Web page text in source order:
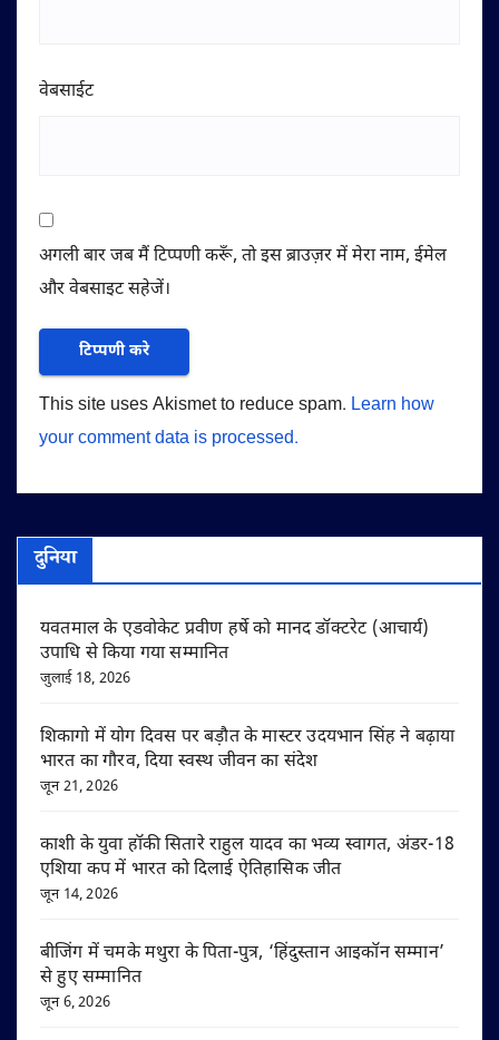
वेबसाईट
अगली बार जब मैं टिप्पणी करूँ, तो इस ब्राउज़र में मेरा नाम, ईमेल
और वेबसाइट सहेजें।
This site uses Akismet to reduce spam. Learn how
your comment data is processed.
दुनिया
यवतमाल के एडवोकेट प्रवीण हर्षे को मानद डॉक्टरेट (आचार्य)
उपाधि से किया गया सम्मानित
जुलाई 18, 2026
शिकागो में योग दिवस पर बड़ौत के मास्टर उदयभान सिंह ने बढ़ाया
भारत का गौरव, दिया स्वस्थ जीवन का संदेश
जून 21, 2026
काशी के युवा हॉकी सितारे राहुल यादव का भव्य स्वागत, अंडर-18
एशिया कप में भारत को दिलाई ऐतिहासिक जीत
जून 14, 2026
बीजिंग में चमके मथुरा के पिता-पुत्र, ‘हिंदुस्तान आइकॉन सम्मान’
से हुए सम्मानित
जून 6, 2026